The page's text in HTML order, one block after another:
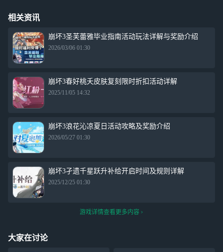
相关资讯
崩坏3圣芙蕾雅毕业指南活动玩法详解与奖励介绍
2026/03/06 01:30
崩坏3春好桃夭皮肤复刻限时折扣活动详解
2025/11/05 14:32
崩坏3浪花沁凉夏日活动攻略及奖励介绍
2026/05/27 01:30
崩坏3孑遗千星跃升补给开启时间及规则详解
2025/12/25 01:30
游戏详情查看更多内容
大家在讨论